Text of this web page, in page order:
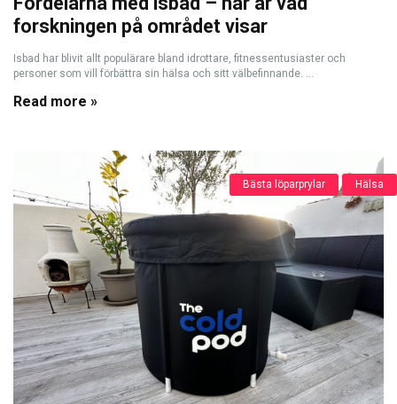
forskningen på området visar
Isbad har blivit allt populärare bland idrottare, fitnessentusiaster och
personer som vill förbättra sin hälsa och sitt välbefinnande. ...
Read more »
Bästa löparprylar Hälsa